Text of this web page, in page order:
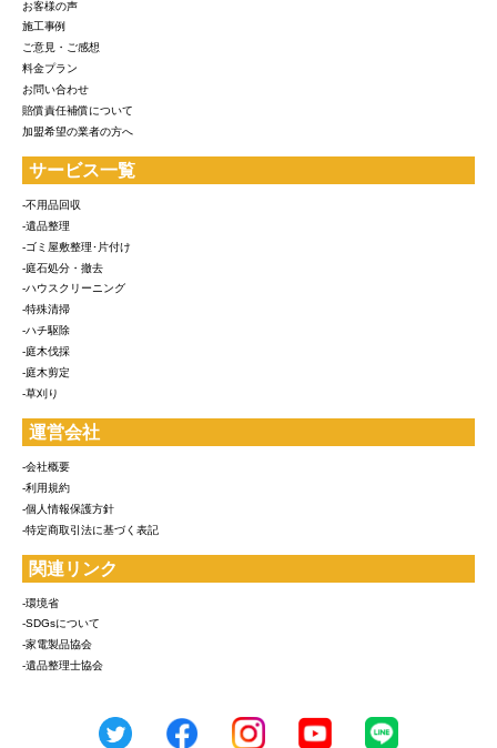
お客様の声
施工事例
ご意見・ご感想
料金プラン
お問い合わせ
賠償責任補償について
加盟希望の業者の方へ
サービス一覧
-不用品回収
-遺品整理
-ゴミ屋敷整理･片付け
-庭石処分・撤去
-ハウスクリーニング
-特殊清掃
-ハチ駆除
-庭木伐採
-庭木剪定
-草刈り
運営会社
-会社概要
-利用規約
-個人情報保護方針
-特定商取引法に基づく表記
関連リンク
-環境省
-SDGsについて
-家電製品協会
-遺品整理士協会